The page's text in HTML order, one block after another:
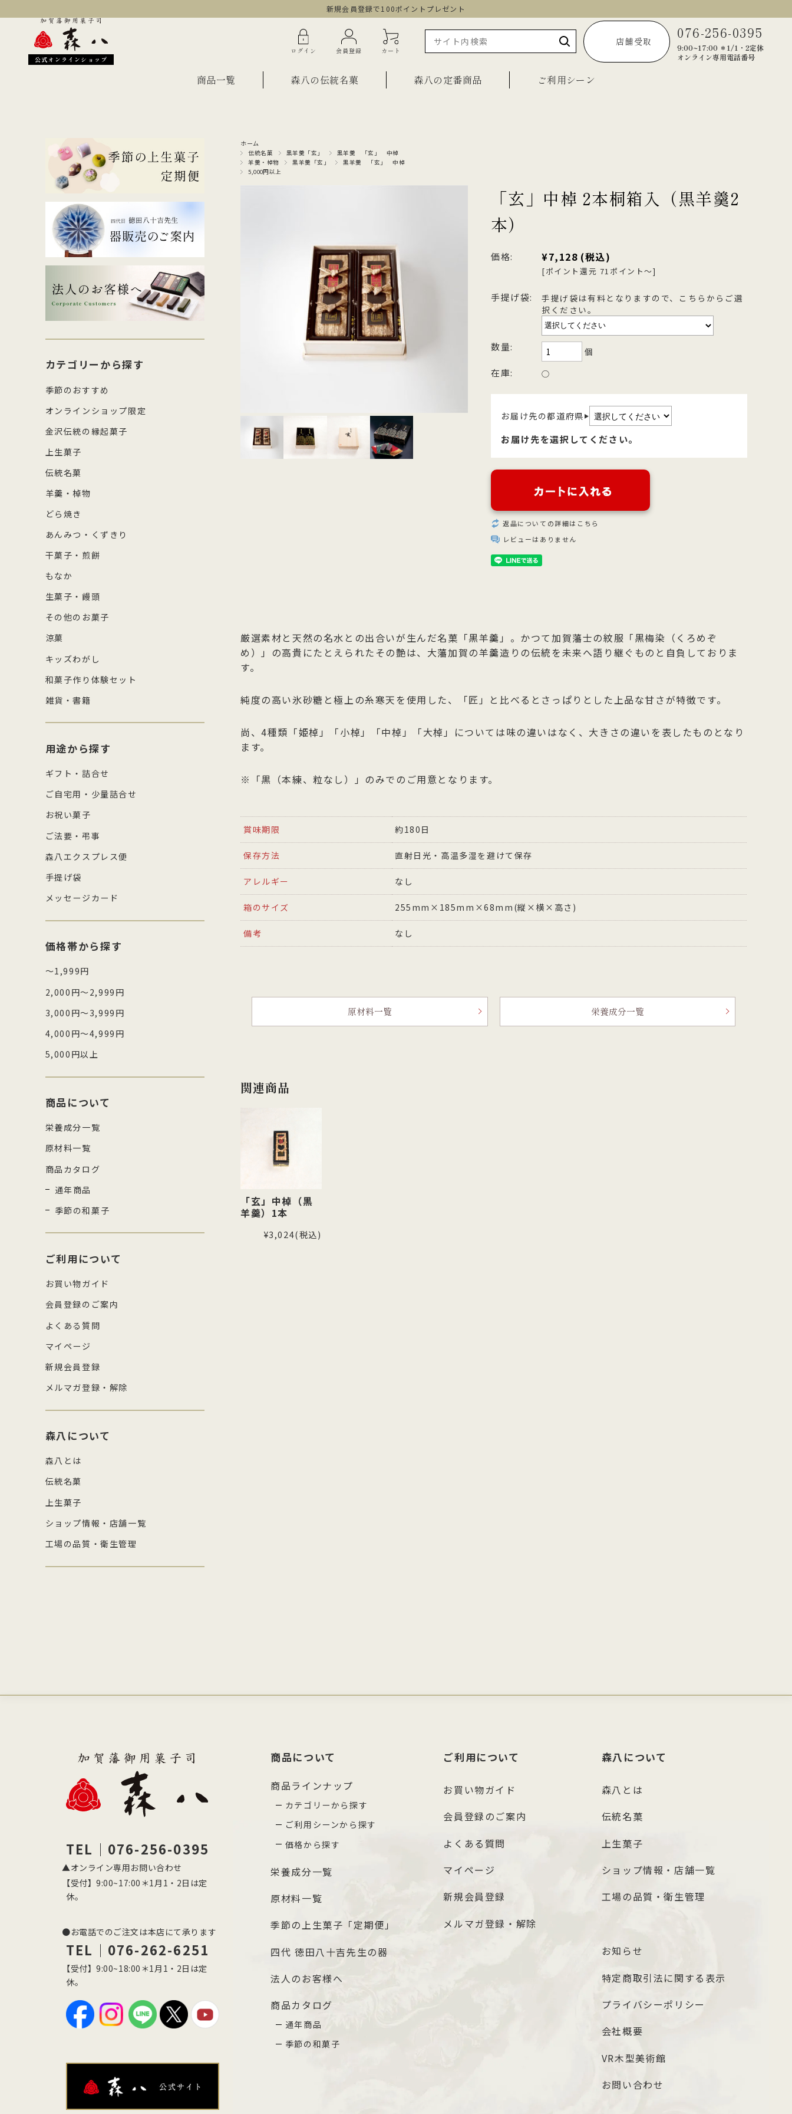
新規会員登録で100ポイントプレゼント
公式オンラインショップ
ログイン 会員登録 カート
店舗受取
076-256-0395
9:00~17:00 ＊1/1・2定休
オンライン専用電話番号
商品一覧
季節のおすすめ
オンラインショップ限定商品
金沢伝統の縁起菓子
上生菓子
伝統名菓
どら焼き
生菓子・饅頭
涼菓
和菓子作り体験セット
森八エクスプレス便
メディア掲載商品
3,000円～3,999円
森八の伝統名菓
長生殿
四百年間かわらぬ製法を守り続け日
本三名菓の随一と称えられておりま
す。
千歳
コクのあるこし餡を飴炊きのコシの
強い求肥で包み上げ、紅白の和三盆
糖を贅沢にまぶした森八の代表名
黒羊羹「玄」
純度の高い氷砂糖と極上の糸寒天を
使用し、さっぱりとした上品な甘さ
が特徴です。４種類のサイズ展開を
ご用意。
黒羊羹「匠」
森八の昔ながらの黒羊羹。玄と比較
して、米飴を贅沢に使用しており、
濃厚でコクのある甘さが特徴です。
森八の定番商品
蛇玉もなか
森八の商標「蛇玉」を形にした、香
ばしい加賀のもなか種としっとりと
したこし餡が魅力
もち皮どら焼き 宝達
しっとりとしたもち皮に良質な国内
産小豆のつぶあんを包み込んだ人気
の森八定番菓子
小型羊羹「粋」
お召上がりやすい形に仕上げた小型
羊羹「粋」は加賀金沢の天然の伏流
水と厳選素材を使用
宝達葛くずきり
400年の歴史を誇る「宝達葛」を用
いた、つるりとした爽やかなのどご
しが自慢のくずきり
ご利用シーン
ギフト・詰合せ ご自宅用・少量セット お祝い菓子 ご法要・弔事
ホーム
伝統名菓 黒羊羹「玄」
黒羊羹 「玄」 中棹
羊羹・棹物
黒羊羹「玄」
黒羊羹 「玄」 中棹
5,000円以上
「玄」中棹 2本桐箱入（黒羊羹2
本）
価格: ¥7,128 (税込)
[ポイント還元 71ポイント～]
手提げ袋:
手提げ袋は有料となりますので、こちらからご選
択ください。
数量: 個
在庫: ○
お届け先の都道府県 ▶
お届け先を選択してください。
返品についての詳細はこちら
レビューはありません
厳選素材と天然の名水との出合いが生んだ名菓「黒羊羹」。かつて加賀藩士の紋服「黒梅染（くろめぞ
め）」の高貴にたとえられたその艶は、大藩加賀の羊羹造りの伝統を未来へ語り継ぐものと自負しておりま
す。
純度の高い氷砂糖と極上の糸寒天を使用した、「匠」と比べるとさっぱりとした上品な甘さが特徴です。
尚、4種類「姫棹」「小棹」「中棹」「大棹」については味の違いはなく、大きさの違いを表したものとなり
ます。
※「黒（本練、粒なし）」のみでのご用意となります。
賞味期限 約180日
保存方法 直射日光・高温多湿を避けて保存
アレルギー なし
箱のサイズ 255mm×185mm×68mm(縦×横×高さ)
備考 なし
原材料一覧 栄養成分一覧
関連商品
「玄」中棹（黒
羊羹）1本
¥3,024(税込)
カテゴリーから探す
季節のおすすめ
オンラインショップ限定
金沢伝統の縁起菓子
上生菓子
伝統名菓
羊羹・棹物
どら焼き
あんみつ・くずきり
干菓子・煎餅
もなか
生菓子・饅頭
その他のお菓子
涼菓
キッズわがし
和菓子作り体験セット
雑貨・書籍
用途から探す
ギフト・詰合せ
ご自宅用・少量詰合せ
お祝い菓子
ご法要・弔事
森八エクスプレス便
手提げ袋
メッセージカード
価格帯から探す
～1,999円
2,000円～2,999円
3,000円～3,999円
4,000円～4,999円
5,000円以上
商品について
栄養成分一覧
原材料一覧
商品カタログ
通年商品
季節の和菓子
ご利用について
お買い物ガイド
会員登録のご案内
よくある質問
マイページ
新規会員登録
メルマガ登録・解除
森八について
森八とは
伝統名菓
上生菓子
ショップ情報・店舗一覧
工場の品質・衛生管理
TEL｜076-256-0395
▲オンライン専用お問い合わせ
【受付】9:00~17:00＊1月1・2日は定
休。
●お電話でのご注文は本店にて承ります
TEL｜076-262-6251
【受付】9:00~18:00＊1月1・2日は定
休。
商品について
商品ラインナップ
カテゴリーから探す
ご利用シーンから探す
価格から探す
栄養成分一覧
原材料一覧
季節の上生菓子「定期便」
四代 徳田八十吉先生の器
法人のお客様へ
商品カタログ
通年商品
季節の和菓子
ご利用について
お買い物ガイド
会員登録のご案内
よくある質問
マイページ
新規会員登録
メルマガ登録・解除
森八について
森八とは
伝統名菓
上生菓子
ショップ情報・店舗一覧
工場の品質・衛生管理
お知らせ
特定商取引法に関する表示
プライバシーポリシー
会社概要
VR木型美術館
お問い合わせ